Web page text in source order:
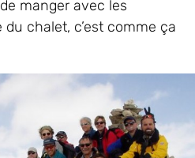
manger avec les
chalet, c’est comme ça